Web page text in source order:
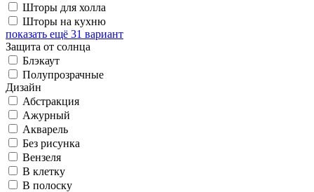
Шторы для холла
Шторы на кухню
показать ещё 31 вариант
Защита от солнца
Блэкаут
Полупрозрачные
Дизайн
Абстракция
Ажурный
Акварель
Без рисунка
Вензеля
В клетку
В полоску